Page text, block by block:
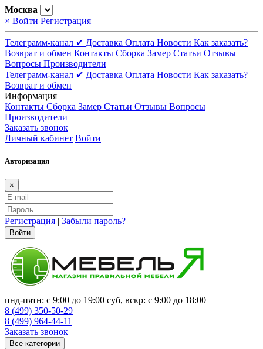
Москва
× Войти Регистрация
Телеграмм-канал ✔ Доставка Оплата Новости Как заказать?
Возврат и обмен Контакты Сборка Замер Статьи Отзывы
Вопросы Производители
Телеграмм-канал ✔ Доставка Оплата Новости Как заказать?
Возврат и обмен
Информация
Контакты Сборка Замер Статьи Отзывы Вопросы
Производители
Заказать звонок
Личный кабинет Войти
Авторизация
×
Регистрация | Забыли пароль?
Войти
пнд-пятн: с 9:00 до 19:00 суб, вскр: с 9:00 до 18:00
8 (499) 350-50-29
8 (499) 964-44-11
Заказать звонок
Все категории